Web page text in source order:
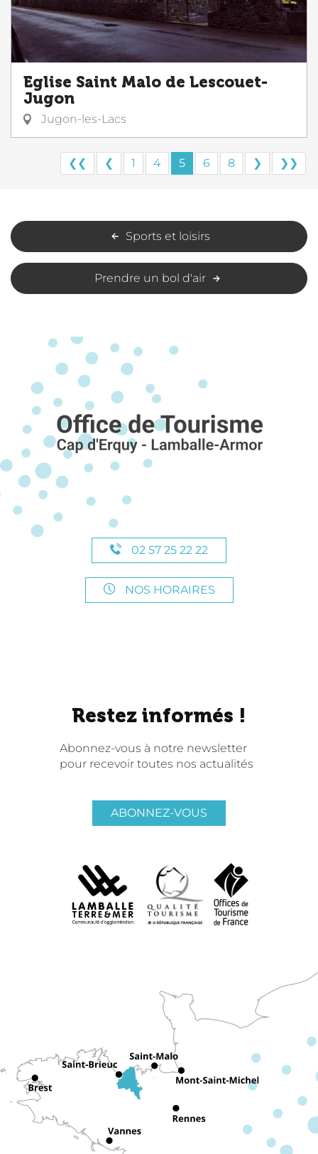
Eglise Saint Malo de Lescouet-
Jugon
Jugon-les-Lacs
❮❮ ❮ 1 4 5 6 8 ❯ ❯❯
Sports et loisirs
Prendre un bol d'air
02 57 25 22 22
NOS HORAIRES
Restez informés !
Abonnez-vous à notre newsletter
pour recevoir toutes nos actualités
ABONNEZ-VOUS